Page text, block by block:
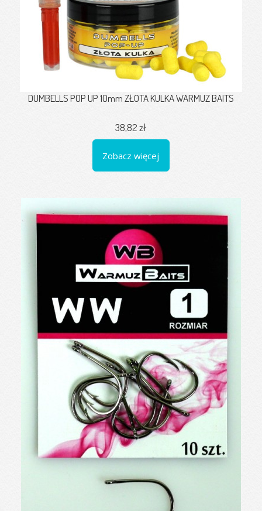
DUMBELLS POP UP 10mm ZŁOTA KULKA WARMUZ BAITS
38,82 zł
Zobacz więcej